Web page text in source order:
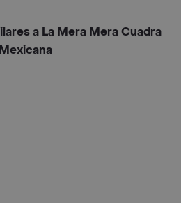
a La Mera Mera Cuadra
Mexicana